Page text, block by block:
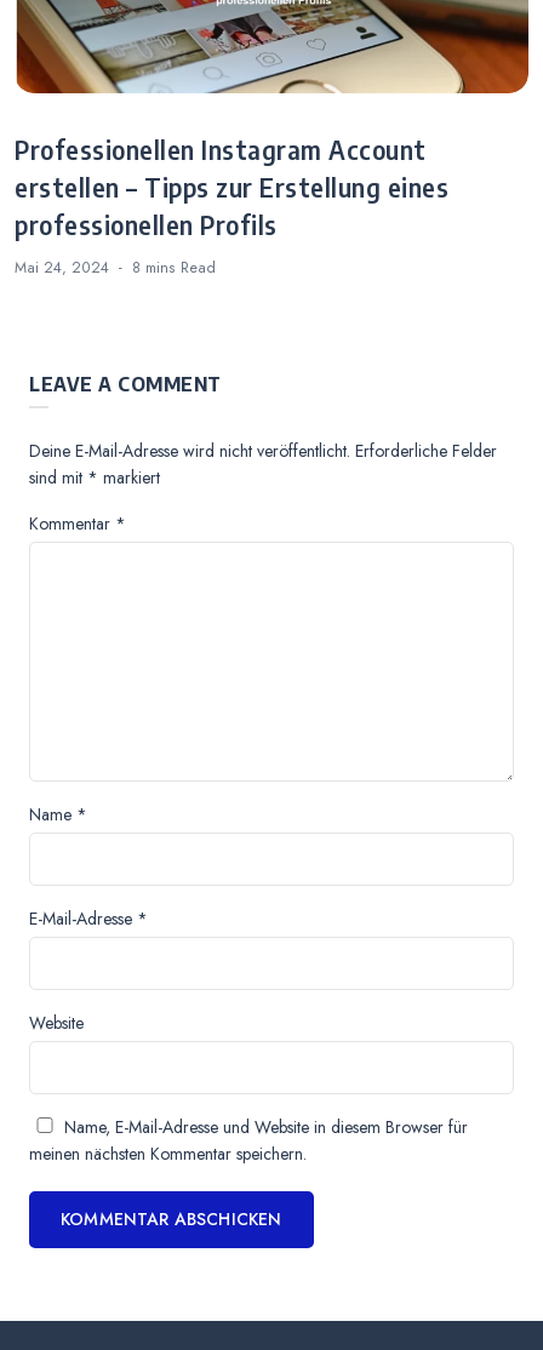
Professionellen Instagram Account
erstellen – Tipps zur Erstellung eines
professionellen Profils
Mai 24, 2024 8 mins Read
LEAVE A COMMENT
Deine E-Mail-Adresse wird nicht veröffentlicht. Erforderliche Felder
sind mit * markiert
Kommentar *
Name *
E-Mail-Adresse *
Website
Name, E-Mail-Adresse und Website in diesem Browser für
meinen nächsten Kommentar speichern.